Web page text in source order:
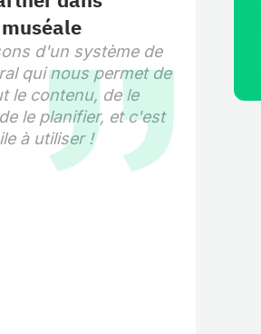
d'un système de
qui nous permet de
le contenu, de le
le planifier, et c'est
à utiliser !